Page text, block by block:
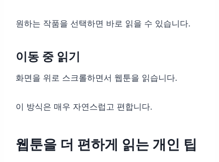
원하는 작품을 선택하면 바로 읽을 수 있습니다.
이동 중 읽기
화면을 위로 스크롤하면서 웹툰을 읽습니다.
이 방식은 매우 자연스럽고 편합니다.
웹툰을 더 편하게 읽는 개인 팁